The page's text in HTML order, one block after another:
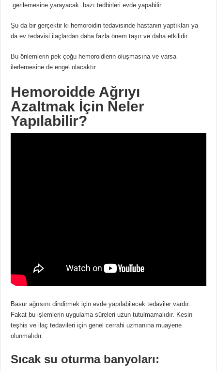
gerilemesine yarayacak bazı tedbirleri evde yapabilir.
Şu da bir gerçektir ki hemoroidin tedavisinde hastanın yaptıkları ya
da ev tedavisi ilaçlardan daha fazla önem taşır ve daha etkilidir.
Bu önlemlerin pek çoğu hemoroidlerin oluşmasına ve varsa
ilerlemesine de engel olacaktır.
Hemoroidde Ağrıyı
Azaltmak İçin Neler
Yapılabilir?
Basur ağrısını dindirmek için evde yapılabilecek tedaviler vardır.
Fakat bu işlemlerin uygulama süreleri uzun tutulmamalıdır. Kesin
teşhis ve ilaç tedavileri için genel cerrahi uzmanına muayene
olunmalıdır.
Sıcak su oturma banyoları: